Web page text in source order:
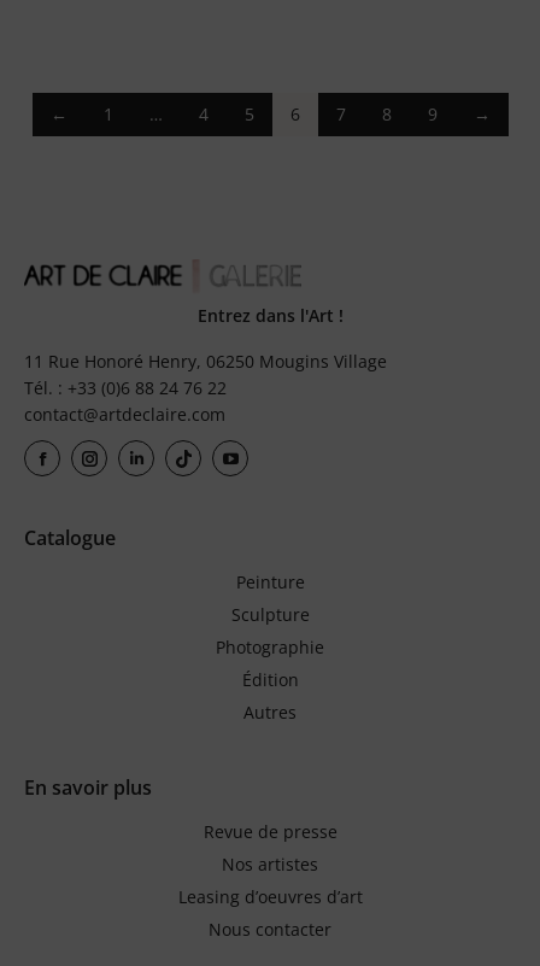
← 1 … 4 5 6 7 8 9 →
Entrez dans l'Art !
11 Rue Honoré Henry, 06250 Mougins Village
Tél. : +33 (0)6 88 24 76 22
contact@artdeclaire.com
Catalogue
Peinture
Sculpture
Photographie
Édition
Autres
En savoir plus
Revue de presse
Nos artistes
Leasing d’oeuvres d’art
Nous contacter